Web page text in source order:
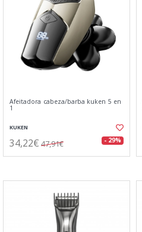
Afeitadora cabeza/barba kuken 5 en
1
KUKEN
34,22€ 47,91€ - 29%